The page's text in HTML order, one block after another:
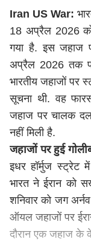
Iran US War:
18 अप्रैल 2026
गया है. इस जहाज
अप्रैल 2026 तक
भारतीय जहाजों पर
सूचना थी. वह
जहाज पर चालक
नहीं मिली है.
जहाजों पर हुई
इधर हॉर्मुज स्ट्रेट
भारत ने ईरान को
शनिवार को जग
ऑयल जहाजों पर
दौरान एक जहाज के